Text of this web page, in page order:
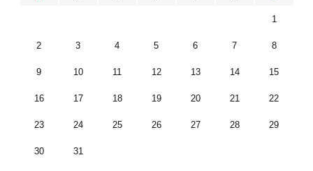
1
2 3 4 5 6 7 8
9 10 11 12 13 14 15
16 17 18 19 20 21 22
23 24 25 26 27 28 29
30 31